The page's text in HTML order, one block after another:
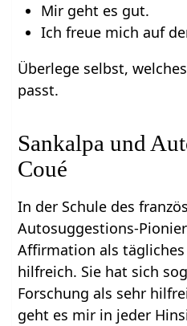
Mir geht es gut.
Ich freue mich auf
Überlege selbst,
passt.
Sankalpa und
Coué
In der Schule des
Autosuggestions-
Affirmation als
hilfreich. Sie hat sich
Forschung als sehr
geht es mir in jeder